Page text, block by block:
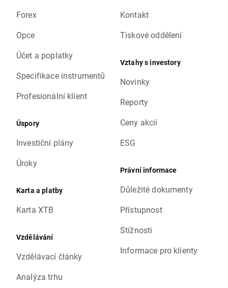
Forex
Opce
Účet a poplatky
Specifikace instrumentů
Profesionální klient
Úspory
Investiční plány
Úroky
Karta a platby
Karta XTB
Vzdělávání
Vzdělávací články
Analýza trhu
Kontakt
Tiskové oddělení
Vztahy s investory
Novinky
Reporty
Ceny akcií
ESG
Právní informace
Důležité dokumenty
Přístupnost
Stížnosti
Informace pro klienty